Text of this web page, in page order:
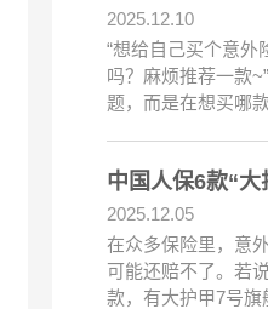
2025.12.10
“想给自己买个意外
吗？麻烦推荐一款
题，而是在想买哪
中国人保6款“
2025.12.05
在众多保险里，意
可能还赔不了。若
款，有大护甲7号